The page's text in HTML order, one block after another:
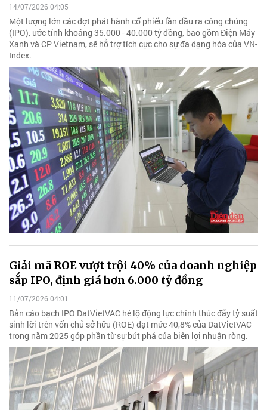
14/07/2026 04:05
Một lượng lớn các đợt phát hành cổ phiếu lần đầu ra công chúng
(IPO), ước tính khoảng 35.000 - 40.000 tỷ đồng, bao gồm Điện Máy
Xanh và CP Vietnam, sẽ hỗ trợ tích cực cho sự đa dạng hóa của VN-
Index.
Giải mã ROE vượt trội 40% của doanh nghiệp
sắp IPO, định giá hơn 6.000 tỷ đồng
11/07/2026 04:01
Bản cáo bạch IPO DatVietVAC hé lộ động lực chính thúc đẩy tỷ suất
sinh lời trên vốn chủ sở hữu (ROE) đạt mức 40,8% của DatVietVAC
trong năm 2025 góp phần từ sự bứt phá của biên lợi nhuận ròng.